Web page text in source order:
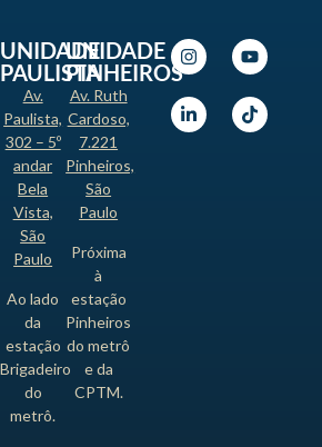
UNIDADE
PAULISTA
Av.
Paulista,
302 – 5º
andar
Bela
Vista,
São
Paulo
Ao lado
da
estação
Brigadeiro
do
metrô.
UNIDADE
PINHEIROS
Av. Ruth
Cardoso,
7.221
Pinheiros,
São
Paulo
Próxima
à
estação
Pinheiros
do metrô
e da
CPTM.